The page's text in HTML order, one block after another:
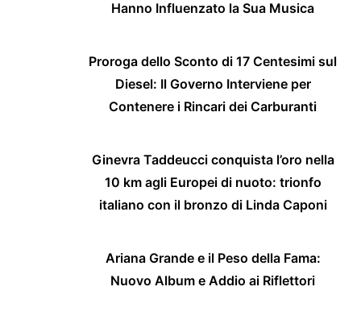
Hanno Influenzato la Sua Musica
Proroga dello Sconto di 17 Centesimi sul
Diesel: Il Governo Interviene per
Contenere i Rincari dei Carburanti
Ginevra Taddeucci conquista l’oro nella
10 km agli Europei di nuoto: trionfo
italiano con il bronzo di Linda Caponi
Ariana Grande e il Peso della Fama:
Nuovo Album e Addio ai Riflettori